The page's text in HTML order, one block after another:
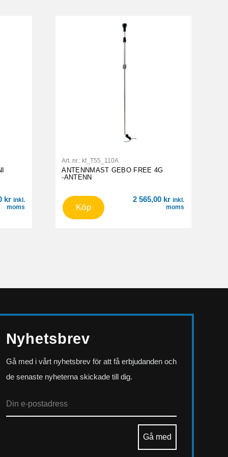
kr inkl.
moms
Art. nr.:kf_T55_110A
ANTENNMAST GEBO FREE 4G
-ANTENN
2 565,00 kr inkl.
moms
Köp
Nyhetsbrev
Gå med i vårt nyhetsbrev för att få erbjudanden och
de senaste nyheterna skickade till dig.